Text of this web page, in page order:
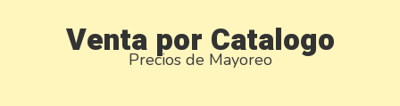
Venta por Catalogo
Precios de Mayoreo